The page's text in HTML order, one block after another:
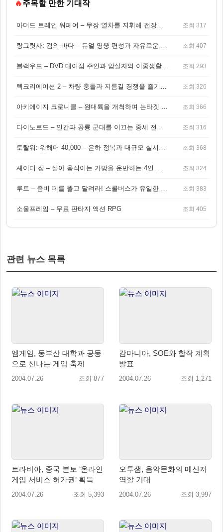
🔥주목할 만한 기대작
아머드 트레인 워페어 – 무장 열차를 지휘해 전장을 돌파하는 생존 전투 게임 조회 317
랑그릿사: 검의 바다 – 듀얼 영웅 편성과 자유로운 탐험을 결합한 판타지 전략 RPG 조회 407
블랙우드 – DVD 대여점 주인과 암살자의 이중생활을 그린 3인칭 액션 스릴러 게임 조회 293
렉크리에이션 2 – 차량 충돌과 지름길 경쟁을 즐기는 오픈월드 아케이드 레이싱 게임 조회 326
아키에이지 크로니클 – 원대륙을 개척하며 논타겟 전투를 즐기는 오픈월드 MMORPG 조회 366
다이노로드 – 인간과 공룡 군대를 이끄는 중세 전략 액션 RPG 조회 316
토탈워: 워해머 40,000 – 은하 정복과 대규모 실시간 전투가 결합된 전략 게임! 조회 368
셰이디 잡 – 살아 움직이는 가방을 운반하는 4인 협동 물리 어드벤처 게임 조회 324
루트 – 좀비 떼를 뚫고 달려라! 스쿨버스가 유일한 집이 되는 4인 협동 생존 게임 조회 383
소울프레임 – 무료 판타지 액션 RPG 조회 405
관련 뉴스 목록
엠게임, 동부산 대학과 공동
으로 신나는 게임 축제
2004.07.26 조회 877
감마니아, SOE와 합작 계획
발표
2004.07.26 조회 1,271
트라비아, 중국 본토 ‘온라인
게임 서비스 허가권’ 획득
2004.07.26 조회 5,393
오투잼, 음악문화의 메신저
역할 기대
2004.07.26 조회 3,997